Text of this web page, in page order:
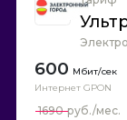
600
Интернет GPON
1690